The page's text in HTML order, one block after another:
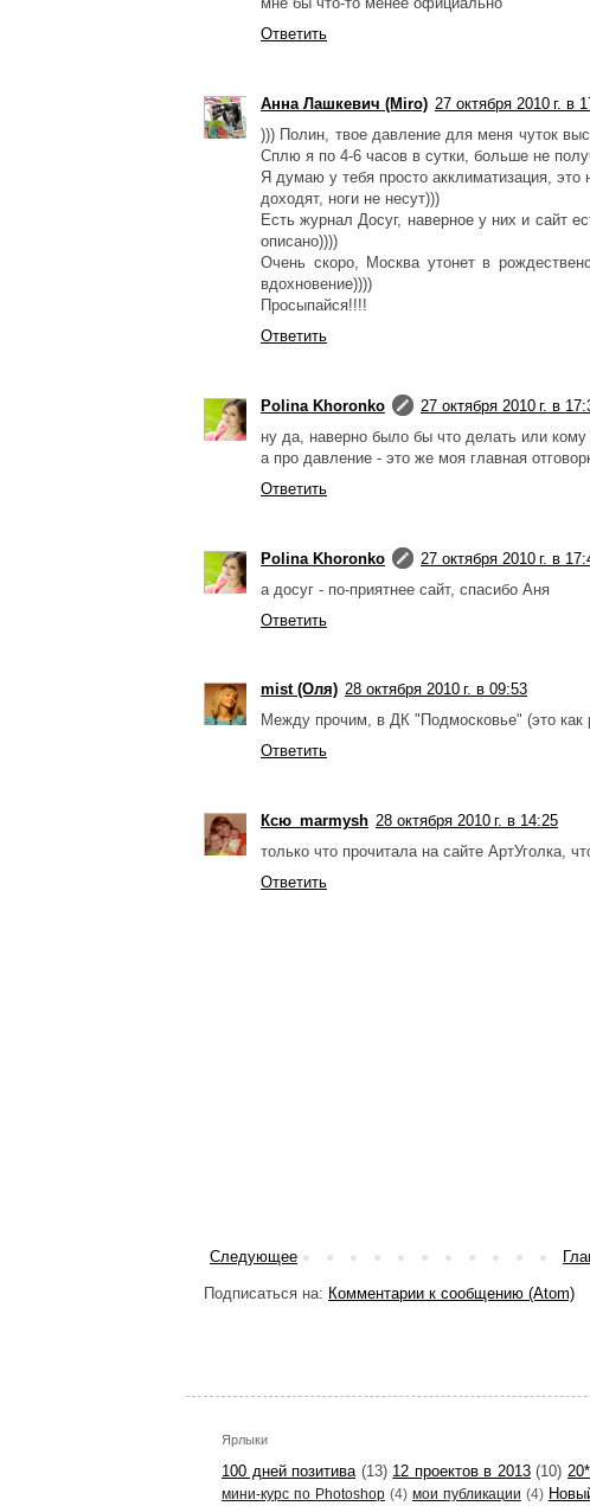
Ответить
Анна Лашкевич (Miro) 27 октября 2010 г. в
))) Полин, твое давление для меня чуток
Сплю я по 4-6 часов в сутки, больше не
Я думаю у тебя просто акклиматизация, это
доходят, ноги не несут)))
Есть журнал Досуг, наверное у них и сайт
описано))))
Очень скоро, Москва утонет в
вдохновение))))
Просыпайся!!!!
Ответить
Polina Khoronko
27 октября 2010 г. в
ну да, наверно было бы что делать или
а про давление - это же моя главная
Ответить
Polina Khoronko
27 октября 2010 г. в
а досуг - по-приятнее сайт, спасибо Аня
Ответить
mist (Оля) 28 октября 2010 г. в 09:53
Между прочим, в ДК "Подмосковье" (это как
Ответить
Ксю_marmysh 28 октября 2010 г. в 14:25
только что прочитала на сайте АртУголка,
Ответить
Следующее
Подписаться на: Комментарии к сообщению (Atom)
Ярлыки
100 дней позитива (13) 12 проектов в 2013 (10)
мини-курс по Photoshop (4) мои публикации (4)